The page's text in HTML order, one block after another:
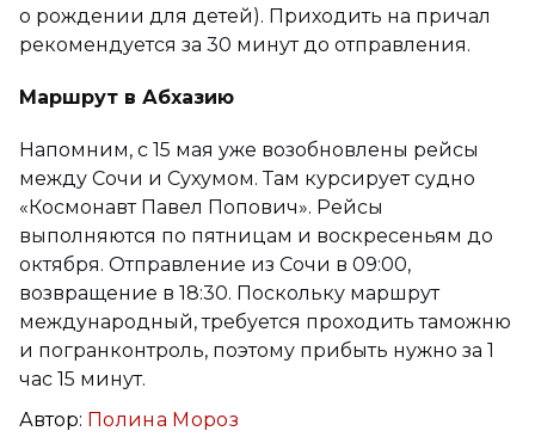
о рождении для детей). Приходить на причал
рекомендуется за 30 минут до отправления.
Маршрут в Абхазию
Напомним, с 15 мая уже возобновлены рейсы
между Сочи и Сухумом. Там курсирует судно
«Космонавт Павел Попович». Рейсы
выполняются по пятницам и воскресеньям до
октября. Отправление из Сочи в 09:00,
возвращение в 18:30. Поскольку маршрут
международный, требуется проходить таможню
и погранконтроль, поэтому прибыть нужно за 1
час 15 минут.
Автор: Полина Мороз